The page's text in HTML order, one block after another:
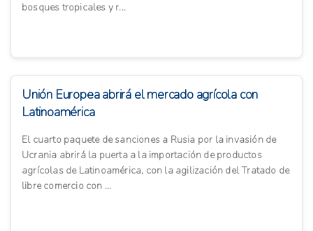
bosques tropicales y r...
Unión Europea abrirá el mercado agrícola con
Latinoamérica
El cuarto paquete de sanciones a Rusia por la invasión de
Ucrania abrirá la puerta a la importación de productos
agrícolas de Latinoamérica, con la agilización del Tratado de
libre comercio con ...